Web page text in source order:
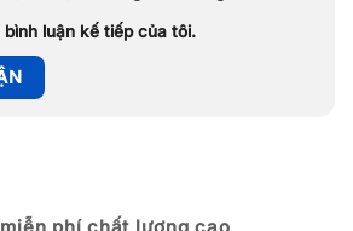
luận kế tiếp của tôi.